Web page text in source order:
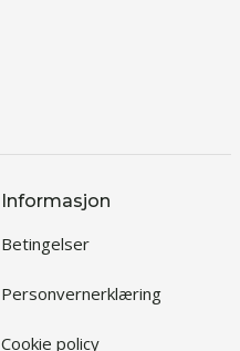
Informasjon
Betingelser
Personvernerklæring
Cookie policy